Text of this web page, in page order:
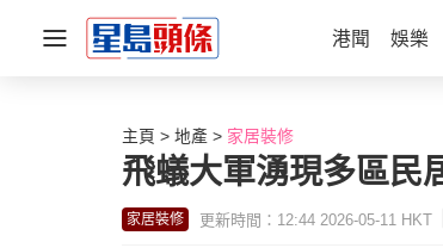
港聞 娛樂
主頁 地產 家居裝修
飛蟻大軍湧現多區民
家居裝修 更新時間：12:44 2026-05-11 HKT